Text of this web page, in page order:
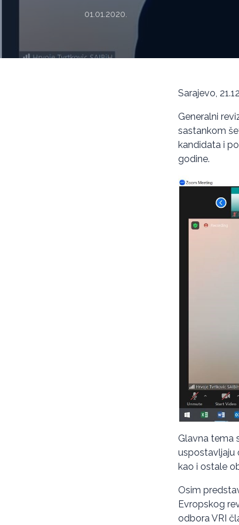
01.01.2020.
Sarajevo,
Generalni
sastankom
kandidata i
godine.
Glavna tema
uspostavljaju
kao i ostale
Osim
Evropskog
odbora VRI